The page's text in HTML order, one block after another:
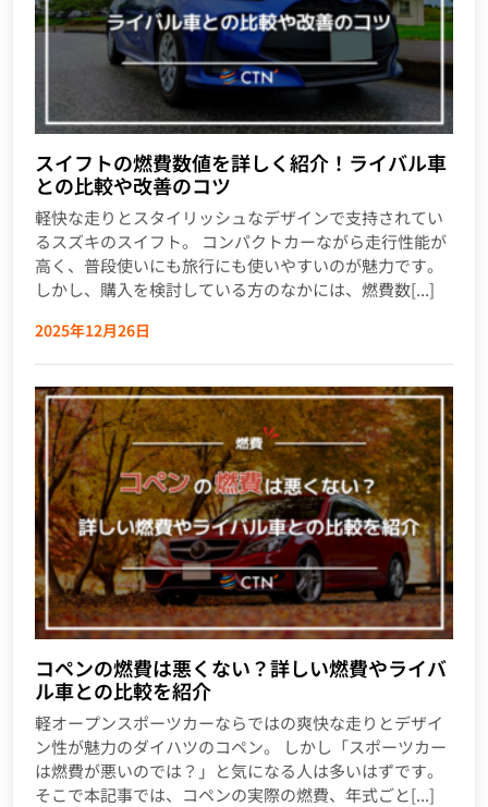
スイフトの燃費数値を詳しく紹介！ライバル車
との比較や改善のコツ
軽快な走りとスタイリッシュなデザインで支持されてい
るスズキのスイフト。 コンパクトカーながら走行性能が
高く、普段使いにも旅行にも使いやすいのが魅力です。
しかし、購入を検討している方のなかには、燃費数[...]
2025年12月26日
コペンの燃費は悪くない？詳しい燃費やライバ
ル車との比較を紹介
軽オープンスポーツカーならではの爽快な走りとデザイ
ン性が魅力のダイハツのコペン。 しかし「スポーツカー
は燃費が悪いのでは？」と気になる人は多いはずです。
そこで本記事では、コペンの実際の燃費、年式ごと[...]